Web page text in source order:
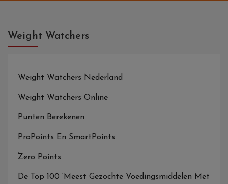
Weight Watchers
Weight Watchers Nederland
Weight Watchers Online
Punten Berekenen
ProPoints En SmartPoints
Zero Points
De Top 100 ‘Meest Gezochte Voedingsmiddelen Met